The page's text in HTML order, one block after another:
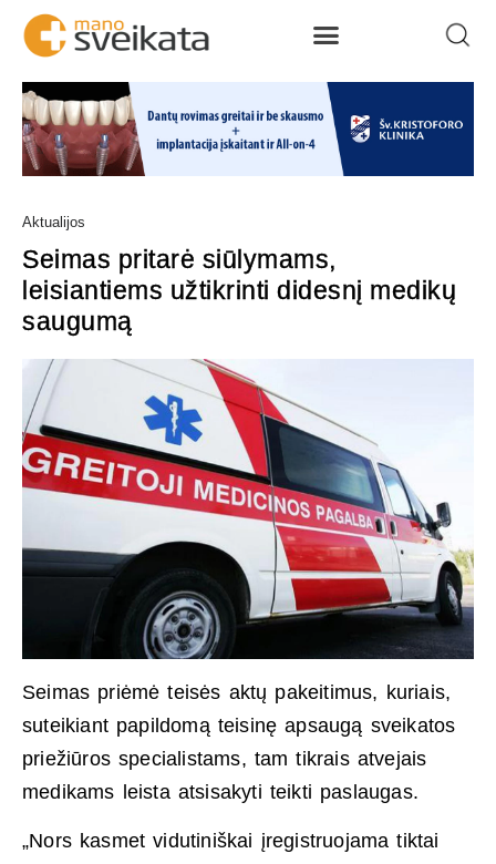
Aktualijos
Seimas pritarė siūlymams,
leisiantiems užtikrinti didesnį medikų
saugumą
Seimas priėmė teisės aktų pakeitimus, kuriais,
suteikiant papildomą teisinę apsaugą sveikatos
priežiūros specialistams, tam tikrais atvejais
medikams leista atsisakyti teikti paslaugas.
„Nors kasmet vidutiniškai įregistruojama tiktai